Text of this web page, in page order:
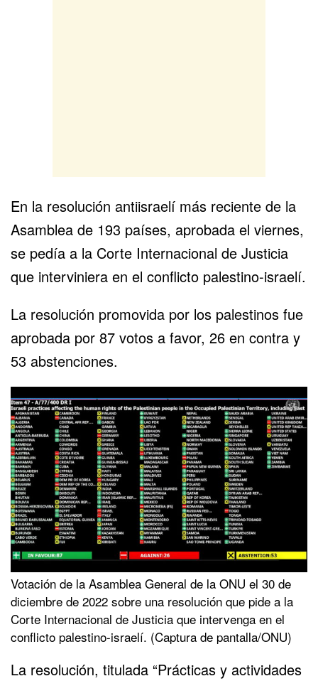
En la resolución antiisraelí más reciente de la
Asamblea de 193 países, aprobada el viernes,
se pedía a la Corte Internacional de Justicia
que interviniera en el conflicto palestino-israelí.
La resolución promovida por los palestinos fue
aprobada por 87 votos a favor, 26 en contra y
53 abstenciones.
Votación de la Asamblea General de la ONU el 30 de
diciembre de 2022 sobre una resolución que pide a la
Corte Internacional de Justicia que intervenga en el
conflicto palestino-israelí. (Captura de pantalla/ONU)
La resolución, titulada “Prácticas y actividades